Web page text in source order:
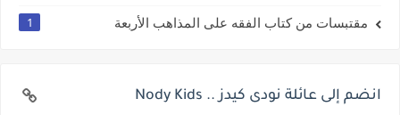
مقتبسات من كتاب الفقه على المذاهب الأربعة 1
انضم إلى عائلة نودى كيدز .. Nody Kids